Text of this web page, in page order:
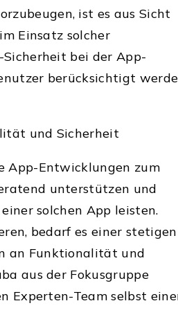
ist es aus Sicht
Einsatz solcher
bei der App-
berücksichtigt
und Sicherheit
App-Entwicklungen zum
unterstützen und
solchen App leisten.
bedarf es einer stetigen
an Funktionalität und
aus der Fokusgruppe
Experten-Team selbst